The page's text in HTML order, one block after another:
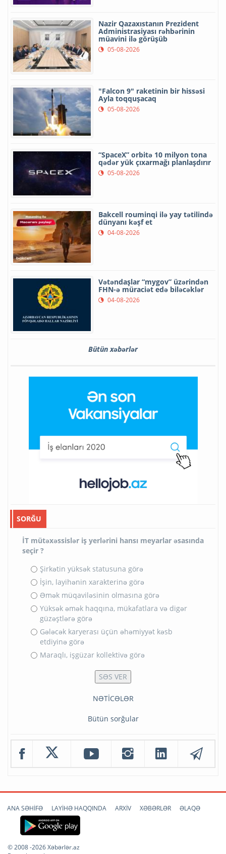
Nazir Qazaxıstanın Prezident
Administrasiyası rəhbərinin
müavini ilə görüşüb
05-08-2026
"Falcon 9" raketinin bir hissəsi
Ayla toqquşacaq
05-08-2026
“SpaceX” orbitə 10 milyon tona
qədər yük çıxarmağı planlaşdırır
05-08-2026
Bakcell rouminqi ilə yay tətilində
dünyanı kəşf et
04-08-2026
Vətəndaşlar “mygov” üzərindən
FHN-ə müraciət edə biləcəklər
04-08-2026
Bütün xəbərlər
SORĞU
İT mütəxəssislər iş yerlərini hansı meyarlar əsasında
seçir ?
Şirkətin yüksək statusuna görə
İşin, layihənin xarakterinə görə
Əmək müqaviləsinin olmasına görə
Yüksək əmək haqqına, mükafatlara və digər
güzəştlərə görə
Gələcək karyerası üçün əhəmiyyət kəsb
etdiyinə görə
Maraqlı, işgüzar kollektivə görə
NƏTİCƏLƏR
Bütün sorğular
ANA SƏHİFƏ LAYİHƏ HAQQINDA ARXİV XƏBƏRLƏR ƏLAQƏ
© 2008 -2026 Xəbərlər.az